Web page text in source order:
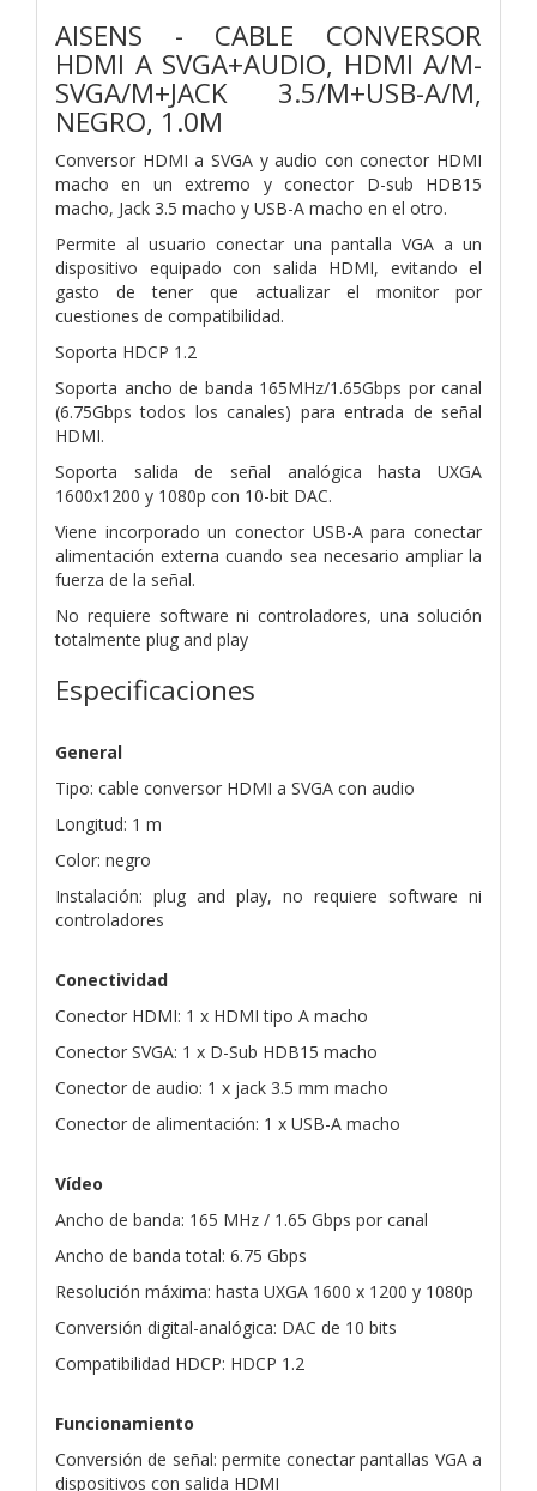
AISENS - CABLE CONVERSOR
HDMI A SVGA+AUDIO, HDMI A/M-
SVGA/M+JACK 3.5/M+USB-A/M,
NEGRO, 1.0M
Conversor HDMI a SVGA y audio con conector HDMI
macho en un extremo y conector D-sub HDB15
macho, Jack 3.5 macho y USB-A macho en el otro.
Permite al usuario conectar una pantalla VGA a un
dispositivo equipado con salida HDMI, evitando el
gasto de tener que actualizar el monitor por
cuestiones de compatibilidad.
Soporta HDCP 1.2
Soporta ancho de banda 165MHz/1.65Gbps por canal
(6.75Gbps todos los canales) para entrada de señal
HDMI.
Soporta salida de señal analógica hasta UXGA
1600x1200 y 1080p con 10-bit DAC.
Viene incorporado un conector USB-A para conectar
alimentación externa cuando sea necesario ampliar la
fuerza de la señal.
No requiere software ni controladores, una solución
totalmente plug and play
Especificaciones
General
Tipo: cable conversor HDMI a SVGA con audio
Longitud: 1 m
Color: negro
Instalación: plug and play, no requiere software ni
controladores
Conectividad
Conector HDMI: 1 x HDMI tipo A macho
Conector SVGA: 1 x D-Sub HDB15 macho
Conector de audio: 1 x jack 3.5 mm macho
Conector de alimentación: 1 x USB-A macho
Vídeo
Ancho de banda: 165 MHz / 1.65 Gbps por canal
Ancho de banda total: 6.75 Gbps
Resolución máxima: hasta UXGA 1600 x 1200 y 1080p
Conversión digital-analógica: DAC de 10 bits
Compatibilidad HDCP: HDCP 1.2
Funcionamiento
Conversión de señal: permite conectar pantallas VGA a
dispositivos con salida HDMI